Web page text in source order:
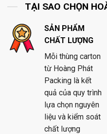
TẠI SAO CHỌN
SẢN PHẨM
CHẤT LƯỢNG
Mỗi thùng carton
từ Hoàng Phát
Packing là kết
quả của quy trình
lựa chọn nguyên
liệu và kiểm soát
chất lượng